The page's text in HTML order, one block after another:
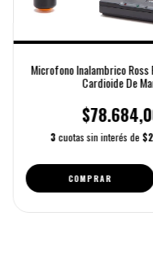
Microfono Inalambrico
Cardioide De
3 cuotas sin interés de
COMPRAR